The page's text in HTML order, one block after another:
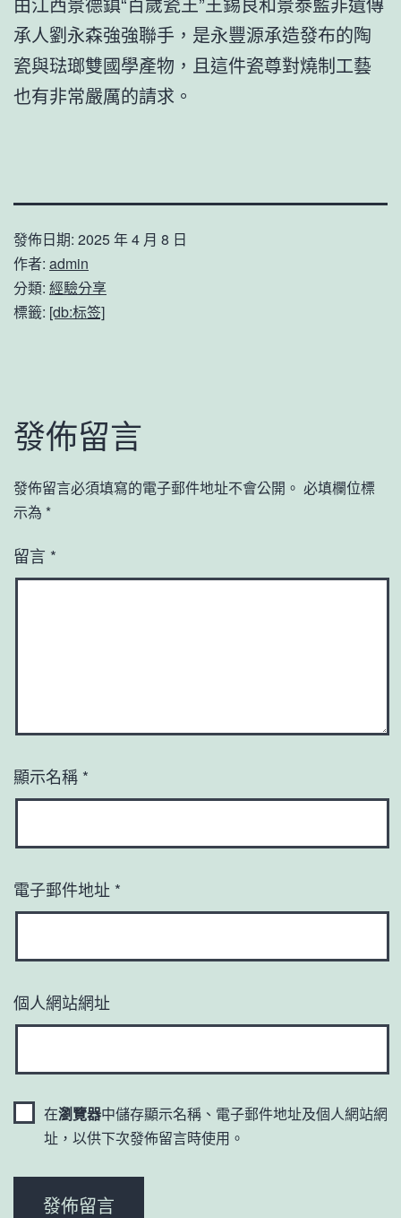
承人劉永森強強聯手，是永豐源承造發布的陶
瓷與琺瑯雙國學產物，且這件瓷尊對燒制工藝
也有非常嚴厲的請求。
發佈日期: 2025 年 4 月 8 日
作者: admin
分類: 經驗分享
標籤: [db:标签]
發佈留言
發佈留言必須填寫的電子郵件地址不會公開。 必填欄位標
示為 *
留言 *
顯示名稱 *
電子郵件地址 *
個人網站網址
在瀏覽器中儲存顯示名稱、電子郵件地址及個人網站網
址，以供下次發佈留言時使用。